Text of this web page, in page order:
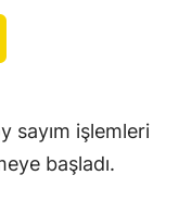
sayım işlemleri
başladı.